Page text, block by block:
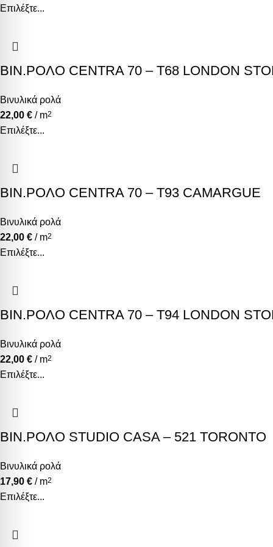
Επιλέξτε...
ΒΙΝ.ΡΟΛΟ CENTRA 70 – T68 LONDON
Βινυλικά ρολά
22,00 € / m2
Επιλέξτε...
ΒΙΝ.ΡΟΛΟ CENTRA 70 – T93 CAMARGUE
Βινυλικά ρολά
22,00 € / m2
Επιλέξτε...
ΒΙΝ.ΡΟΛΟ CENTRA 70 – T94 LONDON
Βινυλικά ρολά
22,00 € / m2
Επιλέξτε...
ΒΙΝ.ΡΟΛΟ STUDIO CASA – 521 TORONTO
Βινυλικά ρολά
17,90 € / m2
Επιλέξτε...